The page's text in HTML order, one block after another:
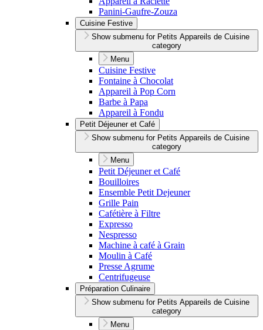
Panini-Gaufre-Zouza
Cuisine Festive
Show submenu for Petits Appareils de Cuisine
category
Menu
Cuisine Festive
Fontaine à Chocolat
Appareil à Pop Corn
Barbe à Papa
Appareil à Fondu
Petit Déjeuner et Café
Show submenu for Petits Appareils de Cuisine
category
Menu
Petit Déjeuner et Café
Bouilloires
Ensemble Petit Dejeuner
Grille Pain
Cafétière à Filtre
Expresso
Nespresso
Machine à café à Grain
Moulin à Café
Presse Agrume
Centrifugeuse
Préparation Culinaire
Show submenu for Petits Appareils de Cuisine
category
Menu